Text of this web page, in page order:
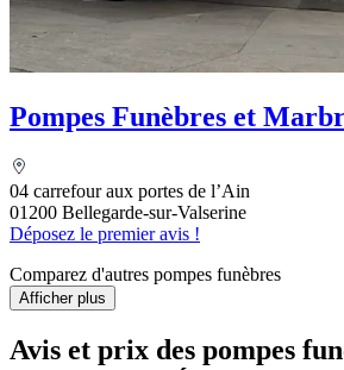
Pompes Funèbres et
04 carrefour aux portes de l’Ain
01200 Bellegarde-sur-Valserine
Déposez le premier avis !
Comparez d'autres pompes funèbres
Afficher plus
Avis et prix des pompes